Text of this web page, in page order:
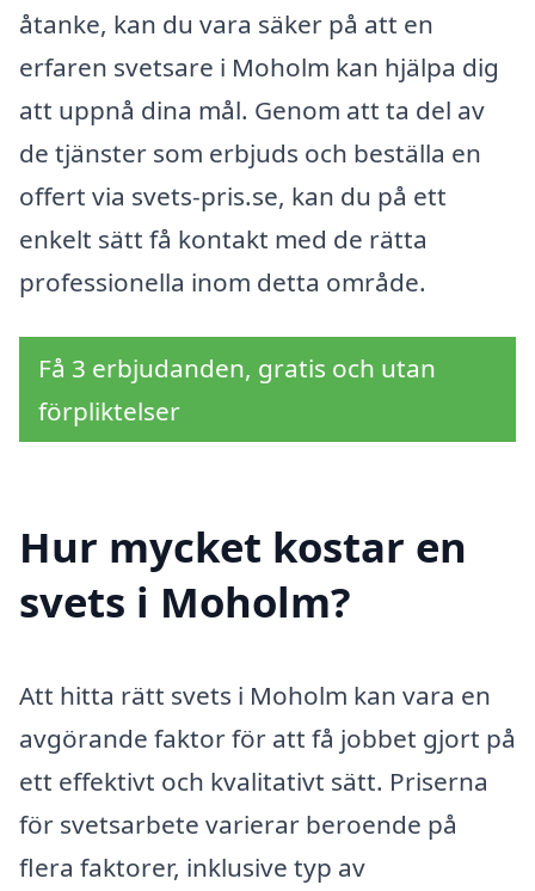
åtanke, kan du vara säker på att en
erfaren svetsare i Moholm kan hjälpa dig
att uppnå dina mål. Genom att ta del av
de tjänster som erbjuds och beställa en
offert via svets-pris.se, kan du på ett
enkelt sätt få kontakt med de rätta
professionella inom detta område.
Få 3 erbjudanden, gratis och utan
förpliktelser
Hur mycket kostar en
svets i Moholm?
Att hitta rätt svets i Moholm kan vara en
avgörande faktor för att få jobbet gjort på
ett effektivt och kvalitativt sätt. Priserna
för svetsarbete varierar beroende på
flera faktorer, inklusive typ av